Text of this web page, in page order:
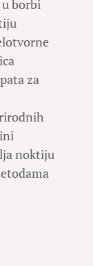
borbi
za
noktiju